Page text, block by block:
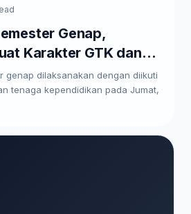
Genap,
Karakter GTK dan
Kerja
genap dilaksanakan dengan diikuti
tenaga kependidikan pada Jumat,